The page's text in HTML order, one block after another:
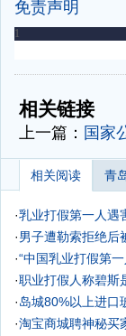
免责声明
-
相关链接
上一篇： 国家
相关阅读 青
·乳业打假第一人遇
·男子遭勒索拒绝后
·“中国乳业打假第
·职业打假人称碧斯
·岛城80%以上进口
·淘宝商城聘神秘买